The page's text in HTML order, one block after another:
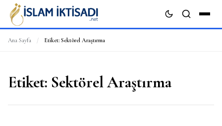
Ana Sayfa / Etiket: Sektörel Araştırma
Etiket: Sektörel Araştırma